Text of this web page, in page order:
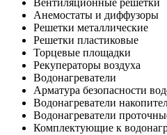
Вентиляционные решетки
Анемостаты и диффузоры
Решетки металлические
Решетки пластиковые
Торцевые площадки
Рекуператоры воздуха
Водонагреватели
Арматура безопасности
Водонагреватели
Водонагреватели
Комплектующие к